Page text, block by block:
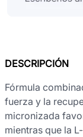
DESCRIPCIÓN
Fórmula
fuerza y la
micronizada
mientras que la